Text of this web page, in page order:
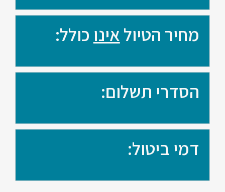
מחיר הטיולאינו כולל:
הסדרי תשלום:
דמי ביטול: